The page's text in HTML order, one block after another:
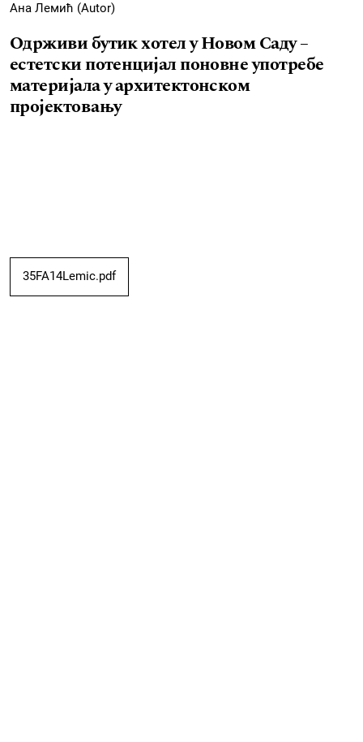
Ана Лемић (Autor)
Одрживи бутик хотел у Новом Саду –
естетски потенцијал поновне употребе
материјала у архитектонском
пројектовању
35FA14Lemic.pdf